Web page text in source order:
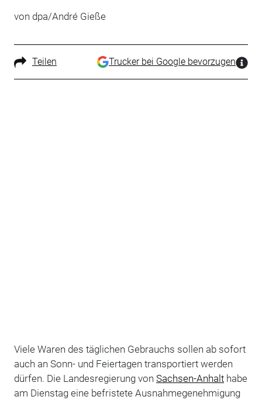
von dpa/André Gieße
Teilen Trucker bei Google bevorzugen
Viele Waren des täglichen Gebrauchs sollen ab sofort
auch an Sonn- und Feiertagen transportiert werden
dürfen. Die Landesregierung von Sachsen-Anhalthabe
am Dienstag eine befristete Ausnahmegenehmigung